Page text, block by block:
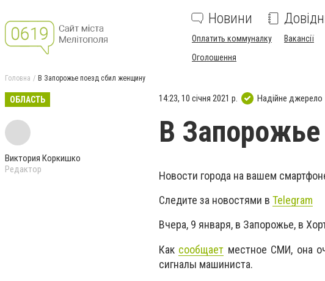
Новини
Оплатить коммуналку Вакансії
Оголошення
Головна В Запорожье поезд сбил женщину
ОБЛАСТЬ
Виктория Коркишко
Редактор
14:23, 10 січня 2021 р. Надійне джерело
В
Новости города на вашем
Следите за новостями в Telegram
Вчера, 9 января, в Запорожье, в
Как сообщает местное СМИ, она
сигналы машиниста.